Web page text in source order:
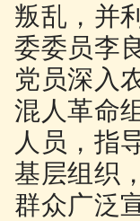
叛乱，并
委委员李
党员深入
混人革命
人员，指
基层组织
群众广泛